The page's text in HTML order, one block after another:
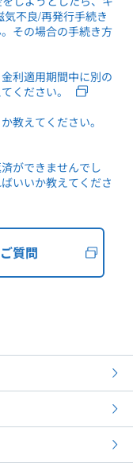
不良/再発行手続き
その場合の手続き方
利適用期間中に別の
ください。
教えてください。
ができませんでし
いいか教えてくださ
質問